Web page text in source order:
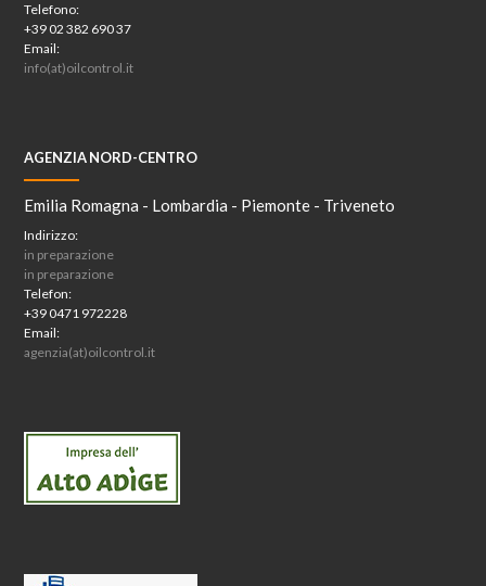
Telefono:
+39 02 382 690 37
Email:
info(at)oilcontrol.it
AGENZIA NORD-CENTRO
Emilia Romagna - Lombardia - Piemonte - Triveneto
Indirizzo:
in preparazione
in preparazione
Telefon:
+39 0471 972228
Email:
agenzia(at)oilcontrol.it